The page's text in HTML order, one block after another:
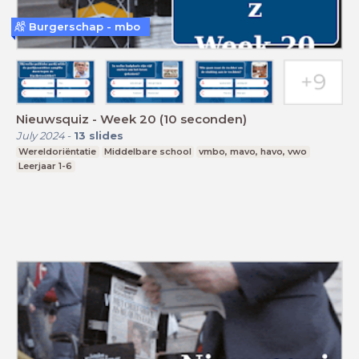
Nieuwsquiz - Week 20 (10 seconden)
July 2024- 13 slides
Wereldoriëntatie Middelbare school
vmbo, mavo, havo, vwo
Leerjaar 1-6
Burgerschap - mbo